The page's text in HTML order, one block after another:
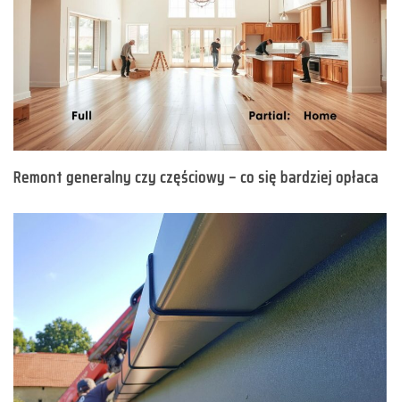
Remont generalny czy częściowy – co się bardziej opłaca